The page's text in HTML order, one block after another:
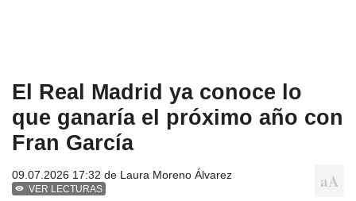
El Real Madrid ya conoce lo
que ganaría el próximo año con
Fran García
09.07.2026 17:32 de Laura Moreno Álvarez
VER LECTURAS